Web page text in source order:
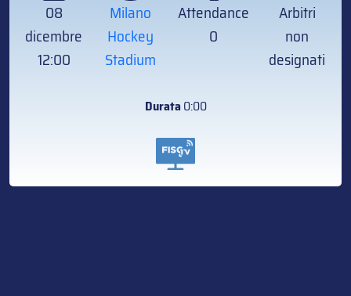
08
dicembre
12:00
Milano
Hockey
Stadium
Attendance
0
Arbitri
non
designati
Durata0:00